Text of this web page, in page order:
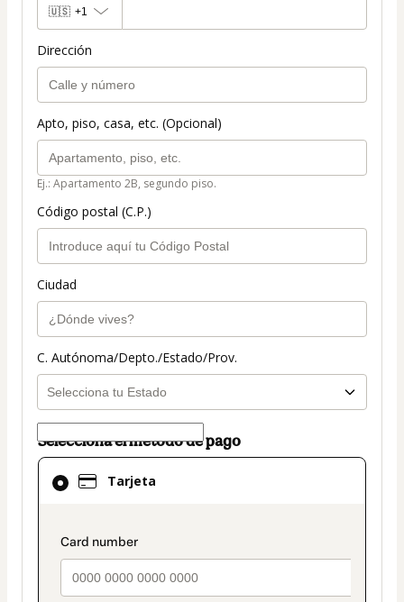
🇺🇸 +1
Dirección
Apto, piso, casa, etc. (Opcional)
Ej.: Apartamento 2B, segundo piso.
Código postal (C.P.)
Ciudad
C. Autónoma/Depto./Estado/Prov.
Selecciona el método de pago
Tarjeta
payment_data.section_title_v2
El
método
seleccionado
Tarjeta